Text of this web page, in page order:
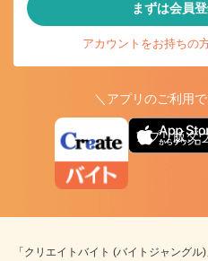
まずは会員登
アカウントをお持ちの
＼アプリのご利用
アプリ版ダ
「クリエイトバイト (バイトジャング